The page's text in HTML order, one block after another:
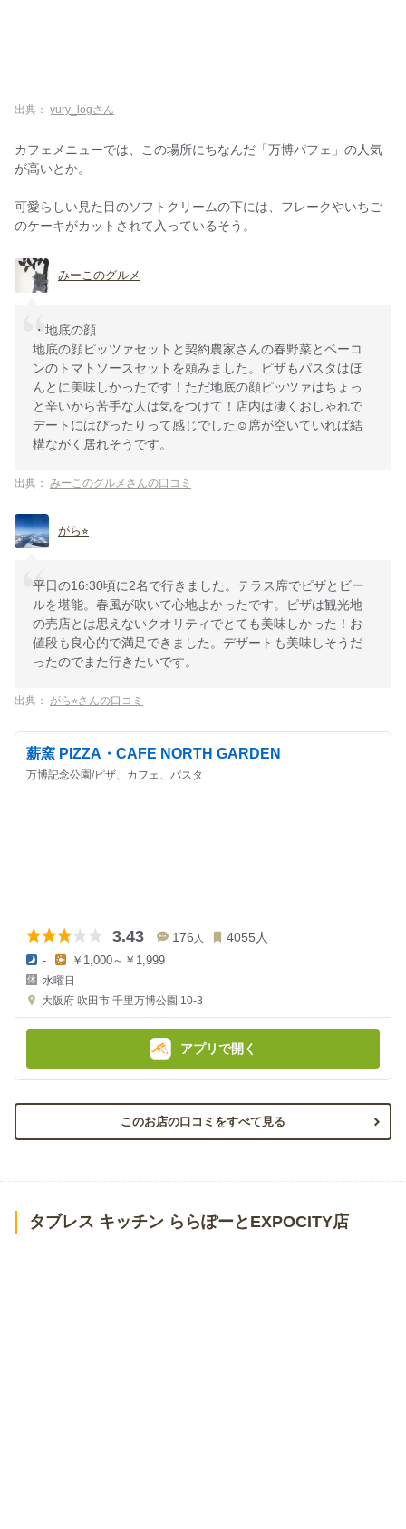
出典： yury_logさん
カフェメニューでは、この場所にちなんだ「万博パフェ」の人気
が高いとか。
可愛らしい見た目のソフトクリームの下には、フレークやいちご
のケーキがカットされて入っているそう。
みーこのグルメ
・地底の顔
地底の顔ピッツァセットと契約農家さんの春野菜とベーコ
ンのトマトソースセットを頼みました。ピザもパスタはほ
んとに美味しかったです！ただ地底の顔ピッツァはちょっ
と辛いから苦手な人は気をつけて！店内は凄くおしゃれで
デートにはぴったりって感じでした☺️席が空いていれば結
構ながく居れそうです。
出典： みーこのグルメさんの口コミ
がら⭐︎
平日の16:30頃に2名で行きました。テラス席でピザとビー
ルを堪能。春風が吹いて心地よかったです。ピザは観光地
の売店とは思えないクオリティでとても美味しかった！お
値段も良心的で満足できました。デザートも美味しそうだ
ったのでまた行きたいです。
出典： がら⭐︎さんの口コミ
薪窯 PIZZA・CAFE NORTH GARDEN
万博記念公園/ピザ、カフェ、パスタ
3.43 176 人 4055 人
夜
の
金
-
昼
の
金
額
￥1,000～￥1,999
水曜日
大阪府 吹田市 千里万博公園 10-3
アプリで開く
このお店の口コミをすべて見る
タブレス キッチン ららぽーとEXPOCITY店